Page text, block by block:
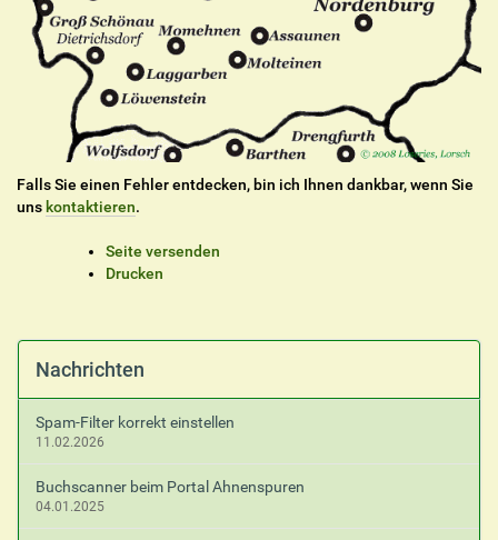
Falls Sie einen Fehler entdecken, bin ich Ihnen dankbar, wenn Sie
uns kontaktieren.
l
p
e
z
f
Seite versenden
Drucken
Nachrichten
Spam-Filter korrekt einstellen
11.02.2026
Buchscanner beim Portal Ahnenspuren
04.01.2025